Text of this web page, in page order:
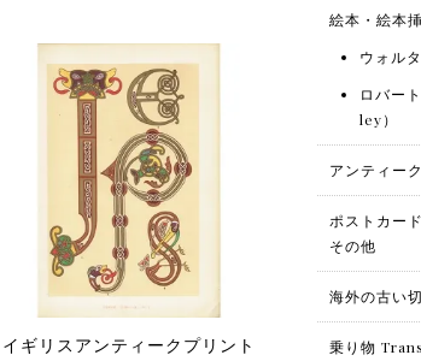
イギリスアンティークプリント
絵本・絵本
ウォル
ロバー
ley）
アンティー
ポストカー
その他
海外の古い
乗り物